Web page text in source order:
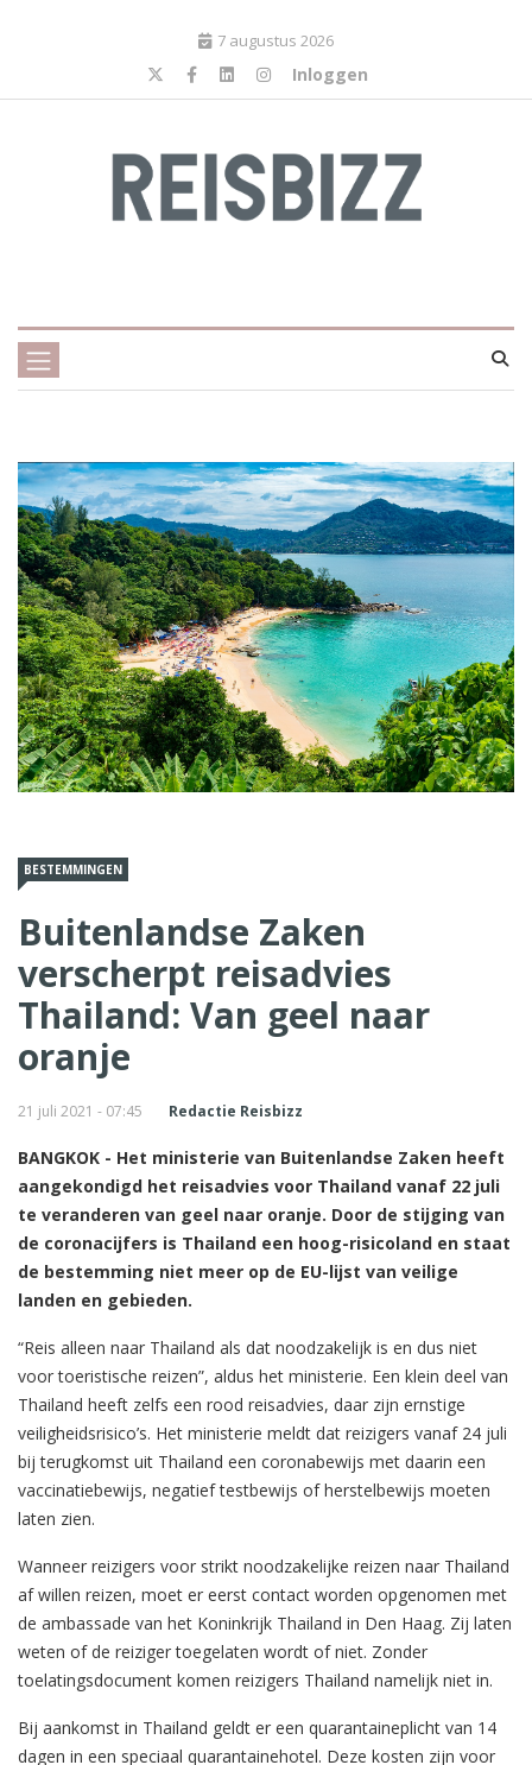
7 augustus 2026
Inloggen
BESTEMMINGEN
Buitenlandse Zaken
verscherpt reisadvies
Thailand: Van geel naar
oranje
21 juli 2021 - 07:45 Redactie Reisbizz
BANGKOK - Het ministerie van Buitenlandse Zaken heeft
aangekondigd het reisadvies voor Thailand vanaf 22 juli
te veranderen van geel naar oranje. Door de stijging van
de coronacijfers is Thailand een hoog-risicoland en staat
de bestemming niet meer op de EU-lijst van veilige
landen en gebieden.
“Reis alleen naar Thailand als dat noodzakelijk is en dus niet
voor toeristische reizen”, aldus het ministerie. Een klein deel van
Thailand heeft zelfs een rood reisadvies, daar zijn ernstige
veiligheidsrisico’s. Het ministerie meldt dat reizigers vanaf 24 juli
bij terugkomst uit Thailand een coronabewijs met daarin een
vaccinatiebewijs, negatief testbewijs of herstelbewijs moeten
laten zien.
Wanneer reizigers voor strikt noodzakelijke reizen naar Thailand
af willen reizen, moet er eerst contact worden opgenomen met
de ambassade van het Koninkrijk Thailand in Den Haag. Zij laten
weten of de reiziger toegelaten wordt of niet. Zonder
toelatingsdocument komen reizigers Thailand namelijk niet in.
Bij aankomst in Thailand geldt er een quarantaineplicht van 14
dagen in een speciaal quarantainehotel. Deze kosten zijn voor